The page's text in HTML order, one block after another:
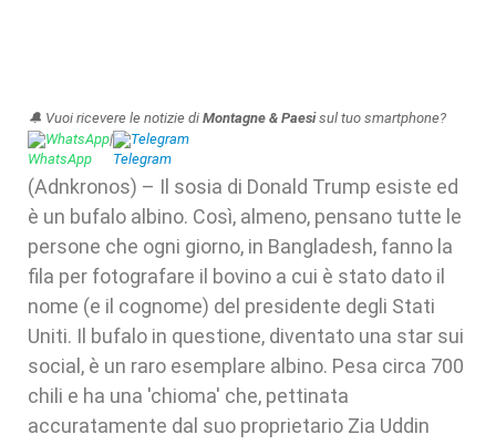
🔔 Vuoi ricevere le notizie di Montagne & Paesisul tuo smartphone?
WhatsApp| Telegram
(Adnkronos) – Il sosia di Donald Trump esiste ed
è un bufalo albino. Così, almeno, pensano tutte le
persone che ogni giorno, in Bangladesh, fanno la
fila per fotografare il bovino a cui è stato dato il
nome (e il cognome) del presidente degli Stati
Uniti. Il bufalo in questione, diventato una star sui
social, è un raro esemplare albino. Pesa circa 700
chili e ha una 'chioma' che, pettinata
accuratamente dal suo proprietario Zia Uddin